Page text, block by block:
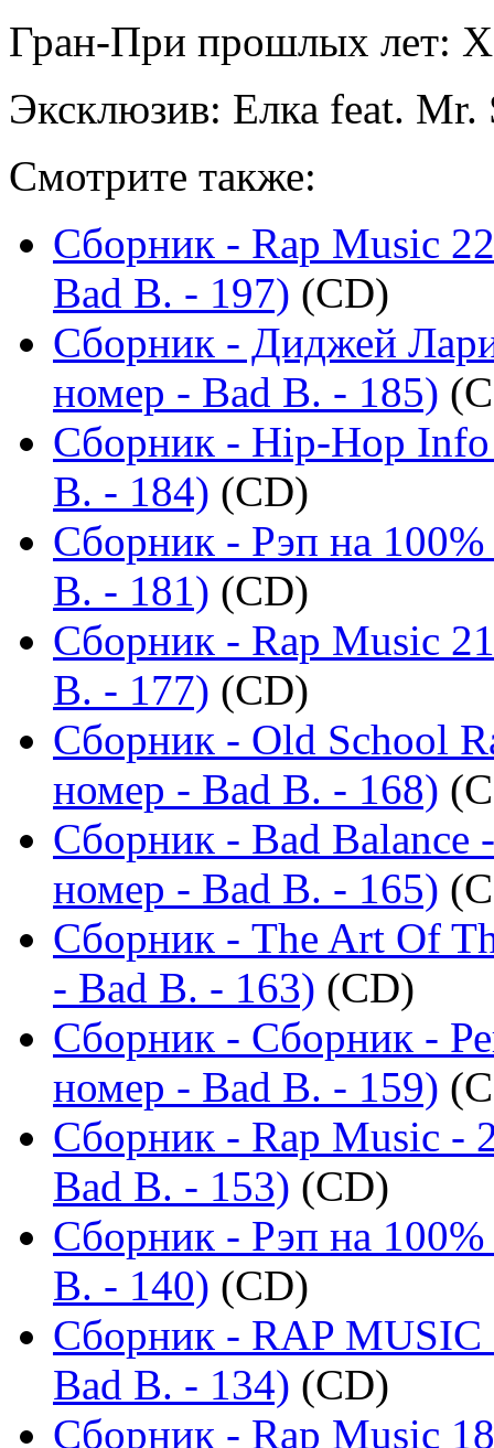
Гран-При прошлых лет:
Эксклюзив: Елка feat. Mr.
Смотрите также:
Сборник - Rap Music
Bad B. - 197) (CD)
Сборник - Диджей
номер - Bad B. - 185)
Сборник - Hip-Hop
B. - 184) (CD)
Сборник - Рэп на
B. - 181) (CD)
Сборник - Rap Music
B. - 177) (CD)
Сборник - Old School
номер - Bad B. - 168)
Сборник - Bad Balance
номер - Bad B. - 165)
Сборник - The Art Of
- Bad B. - 163) (CD)
Сборник - Сборник -
номер - Bad B. - 159)
Сборник - Rap Music -
Bad B. - 153) (CD)
Сборник - Рэп на
B. - 140) (CD)
Сборник - RAP
Bad B. - 134) (CD)
Сборник - Rap Music